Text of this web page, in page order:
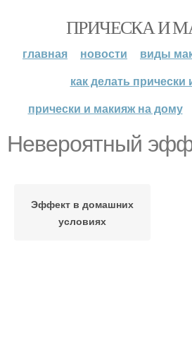
ПРИЧЕСКА И
главная новости
виды
как делать прически
прически и макияж на дому
Невероятный
Эффект в домашних
условиях